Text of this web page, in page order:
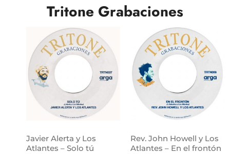
Tritone Grabaciones
Javier Alerta y Los
Atlantes – Solo tú
Rev. John Howell y Los
Atlantes – En el frontón